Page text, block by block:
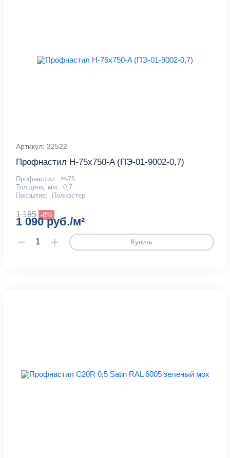
Артикул: 32522
Профнастил Н-75x750-A (ПЭ-01-9002-0,7)
Профнастил:
Н-75
Толщина, мм: 0,7
Покрытие:
Полиэстер
1 185 -8%
1 090 руб./м²
Купить